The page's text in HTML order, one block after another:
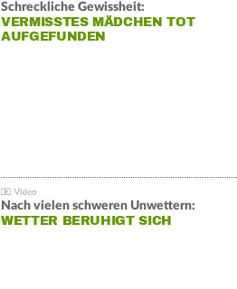
Schreckliche Gewissheit:
VERMISSTES MÄDCHEN TOT
AUFGEFUNDEN
Nach vielen schweren Unwettern:
WETTER BERUHIGT SICH